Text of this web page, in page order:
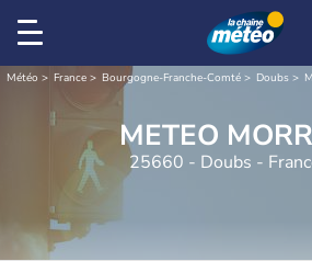
Météo France Bourgogne-Franche-Comté Doubs
METEO
25660 - Doubs -